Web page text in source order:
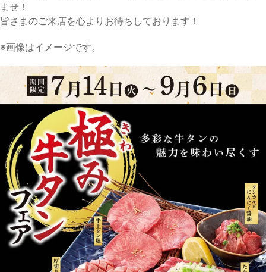
ませ！
皆さまのご来店を心よりお待ちしております！
※画像はイメージです。